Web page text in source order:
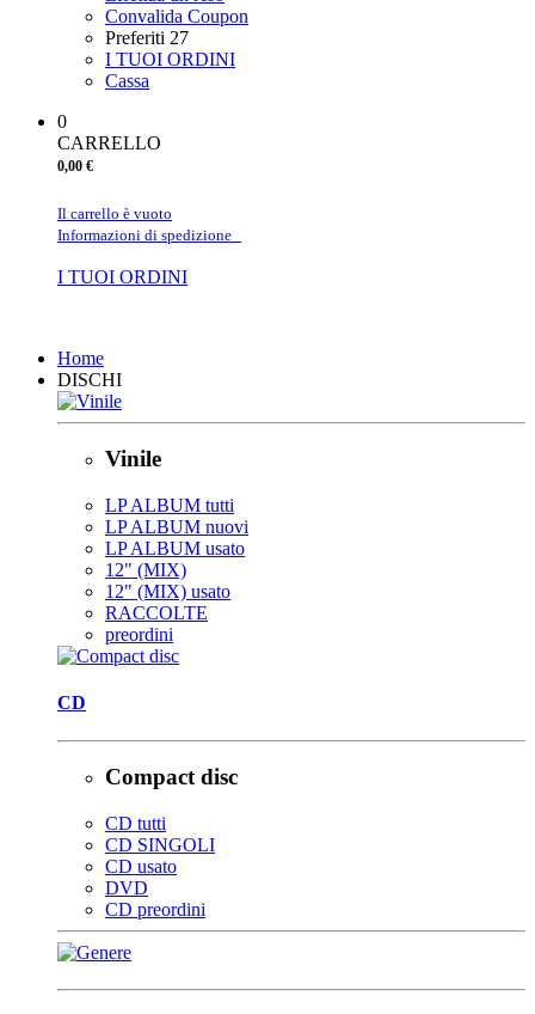
Convalida Coupon
Preferiti 27
I TUOI ORDINI
Cassa
0
CARRELLO
0,00 €
Il carrello è vuoto
Informazioni di spedizione
I TUOI ORDINI
Home
DISCHI
Vinile
LP ALBUM tutti
LP ALBUM nuovi
LP ALBUM usato
12" (MIX)
12" (MIX) usato
RACCOLTE
preordini
CD
Compact disc
CD tutti
CD SINGOLI
CD usato
DVD
CD preordini